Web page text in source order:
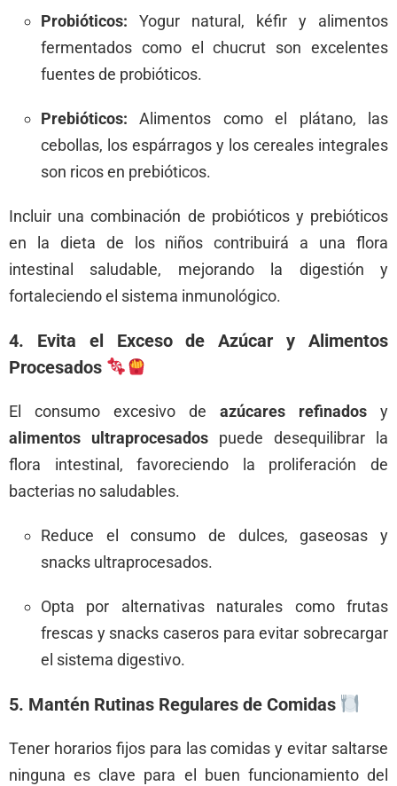
Probióticos: Yogur natural, kéfir y alimentos
fermentados como el chucrut son excelentes
fuentes de probióticos.
Prebióticos: Alimentos como el plátano, las
cebollas, los espárragos y los cereales integrales
son ricos en prebióticos.
Incluir una combinación de probióticos y prebióticos
en la dieta de los niños contribuirá a una flora
intestinal saludable, mejorando la digestión y
fortaleciendo el sistema inmunológico.
4. Evita el Exceso de Azúcar y Alimentos
Procesados
El consumo excesivo de azúcares refinados y
alimentos ultraprocesados puede desequilibrar la
flora intestinal, favoreciendo la proliferación de
bacterias no saludables.
Reduce el consumo de dulces, gaseosas y
snacks ultraprocesados.
Opta por alternativas naturales como frutas
frescas y snacks caseros para evitar sobrecargar
el sistema digestivo.
5. Mantén Rutinas Regulares de Comidas
Tener horarios fijos para las comidas y evitar saltarse
ninguna es clave para el buen funcionamiento del